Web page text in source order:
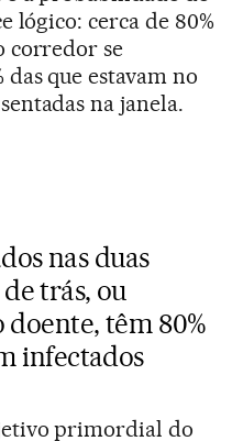
lógico: cerca de 80%
corredor se
que estavam no
na janela.
nas duas
trás, ou
doente, têm 80%
infectados
primordial do